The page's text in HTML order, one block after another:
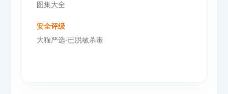
图集大全
安全评级
大猫严选·已脱敏杀毒